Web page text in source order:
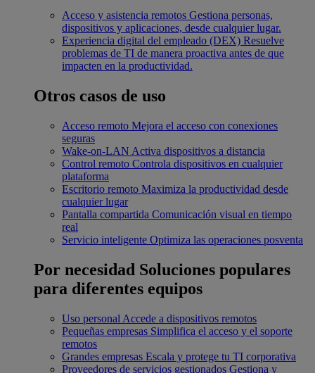
Acceso y asistencia remotos Gestiona personas,
dispositivos y aplicaciones, desde cualquier lugar.
Experiencia digital del empleado (DEX) Resuelve
problemas de TI de manera proactiva antes de que
impacten en la productividad.
Otros casos de uso
Acceso remoto Mejora el acceso con conexiones
seguras
Wake-on-LAN Activa dispositivos a distancia
Control remoto Controla dispositivos en cualquier
plataforma
Escritorio remoto Maximiza la productividad desde
cualquier lugar
Pantalla compartida Comunicación visual en tiempo
real
Servicio inteligente Optimiza las operaciones posventa
Por necesidad Soluciones populares
para diferentes equipos
Uso personal Accede a dispositivos remotos
Pequeñas empresas Simplifica el acceso y el soporte
remotos
Grandes empresas Escala y protege tu TI corporativa
Proveedores de servicios gestionados Gestiona y